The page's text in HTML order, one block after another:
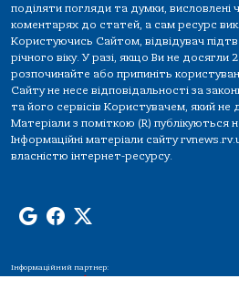
поділяти погляди та думки, висловлені
коментарях до статей, а сам ресурс
Користуючись Сайтом, відвідувач
річного віку. У разі, якщо Ви не досягли
розпочинайте або припиніть
Сайту не несе відповідальності за
та його сервісів Користувачем, який не
Матеріали з поміткою (R) публікуються
Інформаційні матеріали сайту
власністю інтернет-ресурсу.
Інформаційний партнер: